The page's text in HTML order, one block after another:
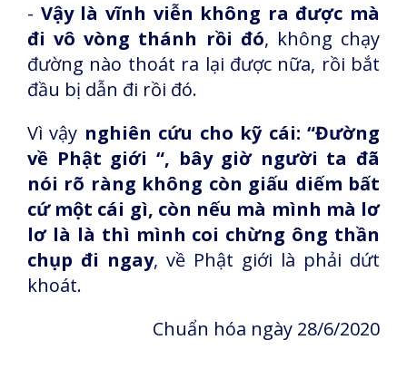
- Vậy là vĩnh viễn không ra được mà
đi vô vòng thánh rồi đó, không chạy
đường nào thoát ra lại được nữa, rồi bắt
đầu bị dẫn đi rồi đó.
Vì vậy nghiên cứu cho kỹ cái: “Đường
về Phật giới “, bây giờ người ta đã
nói rõ ràng không còn giấu diếm bất
cứ một cái gì, còn nếu mà mình mà lơ
lơ là là thì mình coi chừng ông thần
chụp đi ngay, về Phật giới là phải dứt
khoát.
Chuẩn hóa ngày 28/6/2020